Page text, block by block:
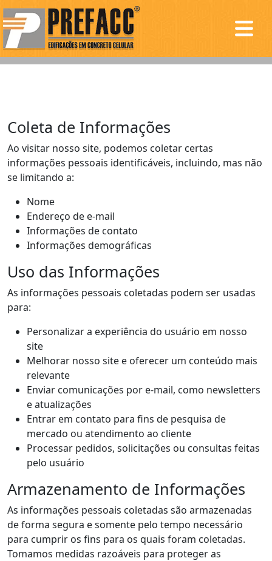
Coleta de Informações
Ao visitar nosso site, podemos coletar certas
informações pessoais identificáveis, incluindo, mas não
se limitando a:
Nome
Endereço de e-mail
Informações de contato
Informações demográficas
Uso das Informações
As informações pessoais coletadas podem ser usadas
para:
Personalizar a experiência do usuário em nosso
site
Melhorar nosso site e oferecer um conteúdo mais
relevante
Enviar comunicações por e-mail, como newsletters
e atualizações
Entrar em contato para fins de pesquisa de
mercado ou atendimento ao cliente
Processar pedidos, solicitações ou consultas feitas
pelo usuário
Armazenamento de Informações
As informações pessoais coletadas são armazenadas
de forma segura e somente pelo tempo necessário
para cumprir os fins para os quais foram coletadas.
Tomamos medidas razoáveis para proteger as